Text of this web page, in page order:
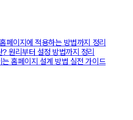
페이지에 적용하는 방법까지 정리
원리부터 설정 방법까지 정리
홈페이지 설계 방법 실전 가이드